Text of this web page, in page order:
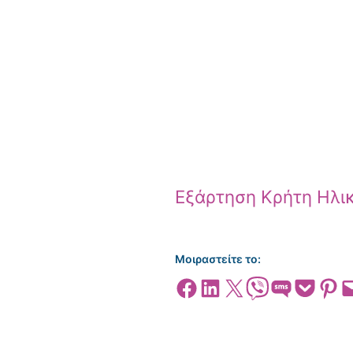
Εξάρτηση Κρήτη
Μοιραστείτε το:
Share on Facebook
Share on LinkedIn
Share on X Share on ViberShare on SMSShare on Pocket
Share